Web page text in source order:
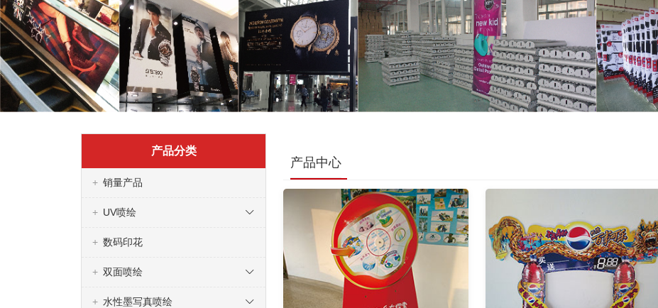
产品分类
销量产品
UV喷绘
数码印花
双面喷绘
水性墨写真喷绘
产品中心